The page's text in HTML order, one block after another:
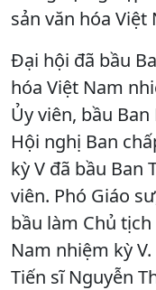
sản văn hóa Việt
Đại hội đã bầu
hóa Việt Nam
Ủy viên, bầu
Hội nghị Ban
kỳ V đã bầu Ban
viên. Phó Giáo
bầu làm Chủ
Nam nhiệm kỳ
Tiến sĩ Nguyễn